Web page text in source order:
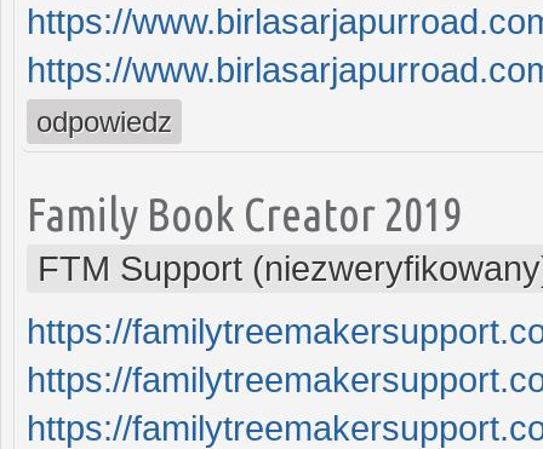
https://
https://
odpowiedz
Family Book Creator 2019
FTM Support
https://
https://
https://